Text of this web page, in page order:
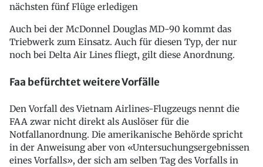
nächsten fünf Flüge erledigen
Auch bei der McDonnel Douglas MD-90 kommt das
Triebwerk zum Einsatz. Auch für diesen Typ, der nur
noch bei Delta Air Lines fliegt, gilt diese Anordnung.
Faa befürchtet weitere Vorfälle
Den Vorfall des Vietnam Airlines-Flugzeugs nennt die
FAA zwar nicht direkt als Auslöser für die
Notfallanordnung. Die amerikanische Behörde spricht
in der Anweisung aber von «Untersuchungsergebnissen
eines Vorfalls», der sich am selben Tag des Vorfalls in